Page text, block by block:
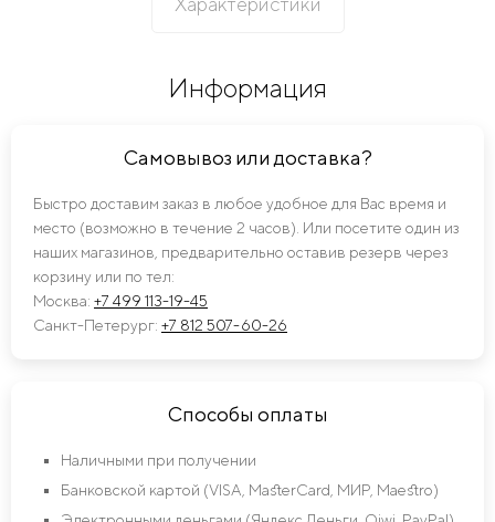
Информация
Самовывоз или доставка?
Быстро доставим заказ в любое удобное для Вас время и
место (возможно в течение 2 часов). Или посетите один из
наших магазинов, предварительно оставив резерв через
корзину или по тел:
Москва: +7 499 113-19-45
Санкт-Петерург: +7 812 507-60-26
Способы оплаты
Наличными при получении
Банковской картой (VISA, MasterCard, МИР, Maestro)